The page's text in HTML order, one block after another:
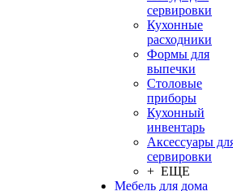
сервировки
Кухонные
расходники
Формы для
выпечки
Столовые
приборы
Кухонный
инвентарь
Аксессуары
сервировки
+ ЕЩЕ
Мебель для дома